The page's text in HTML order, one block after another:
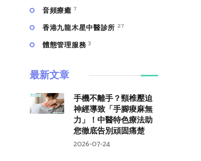
⾳頻療癒 7
香港九龍木星中醫診所 27
體態管理服務 3
最新文章
手機不離手？頸椎壓迫
神經導致「手腳痠麻無
力」！中醫特色療法助
您徹底告別頑固痛楚
2026-07-24